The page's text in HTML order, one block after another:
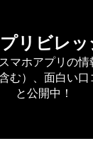
リビレッ
マホアプリの
む）、面白い口
と公開中！